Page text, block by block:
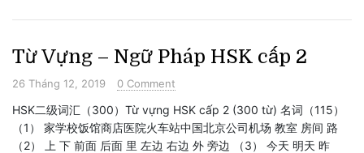
Từ Vựng – Ngữ Pháp HSK cấp 2
26 Tháng 12, 2019 0 Comment
HSK二级词汇（300）Từ vựng HSK cấp 2 (300 từ) 名词（115）
（1） 家学校饭馆商店医院火车站中国北京公司机场 教室 房间 路
（2） 上 下 前面 后面 里 左边 右边 外 旁边 （3） 今天 明天 昨